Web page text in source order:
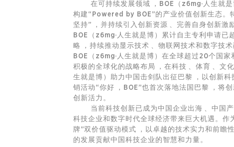
在可持续发展领域，BOE（z6mg·人生
构建“Powered by BOE”的产业价值创新生态。
坚持”，并持续引入创新资源、完善自身创新
BOE（z6mg·人生就是博）累计自主专利申请已
略，持续推动显示技术、 物联网 技术和数字技术
BOE（z6mg·人生就是博）在全球超过20个国家
积极的全球化的战略布局，在科技、体育
生就是博）助力中国击剑队出征巴黎，以创新
销活动“你好，BOE”也首次落地法国巴黎，
创新活力。
当前科技创新已成为中国企业出海、中国产品
科技企业和数字时代全球经济带来巨大机遇。作为
牌”双价值驱动模式，以卓越的技术实力和前瞻
的发展贡献中国科技企业的智慧和力量。